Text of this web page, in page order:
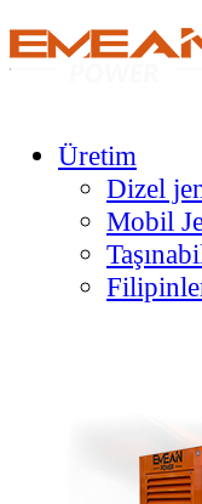
Üretim
Dizel
Mobil